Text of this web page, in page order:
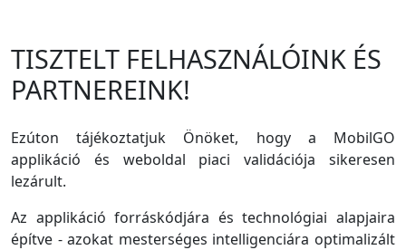
TISZTELT FELHASZNÁLÓINK ÉS
PARTNEREINK!
Ezúton tájékoztatjuk Önöket, hogy a MobilGO
applikáció és weboldal piaci validációja sikeresen
lezárult.
Az applikáció forráskódjára és technológiai alapjaira
építve - azokat mesterséges intelligenciára optimalizált